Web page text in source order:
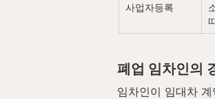
사업자등록
폐업 임차인의
임차인이 임대차